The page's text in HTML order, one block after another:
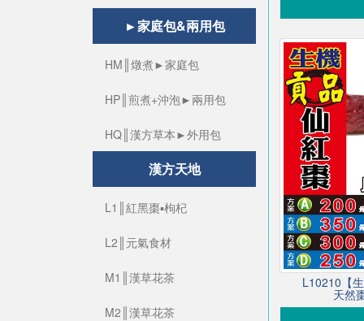
L10210【
天然
►家庭包&兩用包
HM║燉煮►家庭包
HP║煎煮+沖泡►兩用包
HQ║漢方草本►外用包
漢方天地
L1║紅黑棗▪枸杞
L2║元氣食材
M1║漢草花茶
M2║漢草花茶